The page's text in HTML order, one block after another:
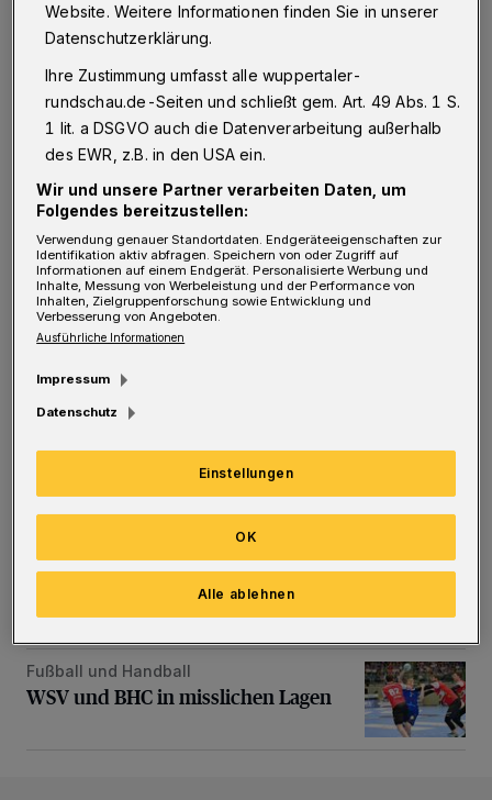
Von Jörn Koldehoff
D
er Sportliche Leiter Gaetano Manno
hatte auch am Donnerstag noch keine
Rückmeldungen, ob die zehn Spieler, die
ebenso wie Chefcoach Ersan Palatan einen
Vertrag für die Saison 2024/25 besitzen,
bleiben oder gehen. Sie befinden sich noch in
einem Sondierungsprozess. Wie etwa Kapitän
Lion Schweers (28), an dem zweifelsohne auch
professionell, wie er auf dem Platz agiert,
Zukunft. Er sei „relativ ruhig“, wolle sich
zunächst auf die restlichen Partien
konzentrieren: „Dann wird man sehen.“
WSV und BHC in misslichen Lagen
Fußball und Handball
WSV und BHC in misslichen Lagen
Website. Weitere Informationen finden Sie in unserer
Datenschutzerklärung.
Ihre Zustimmung umfasst alle wuppertaler-
rundschau.de-Seiten und schließt gem. Art. 49 Abs. 1 S.
1 lit. a DSGVO auch die Datenverarbeitung außerhalb
des EWR, z.B. in den USA ein.
Wir und unsere Partner verarbeiten Daten, um
Folgendes bereitzustellen:
Verwendung genauer Standortdaten. Endgeräteeigenschaften zur
Identifikation aktiv abfragen. Speichern von oder Zugriff auf
Informationen auf einem Endgerät. Personalisierte Werbung und
Inhalte, Messung von Werbeleistung und der Performance von
Inhalten, Zielgruppenforschung sowie Entwicklung und
Verbesserung von Angeboten.
Ausführliche Informationen
Impressum
Datenschutz
Einstellungen
Alle ablehnen
OK